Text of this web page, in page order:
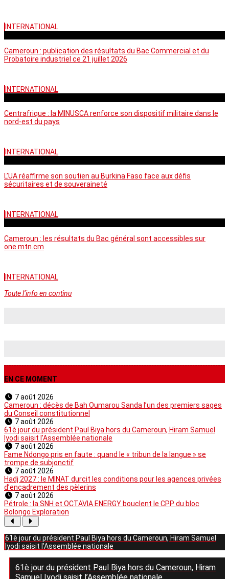
INTERNATIONAL
Cameroun : publication des résultats du Bac Commercial et du
Probatoire industriel ce 21 juillet 2026
INTERNATIONAL
Centrafrique : la MINUSCA renforce son dispositif militaire dans le
nord-est du pays
INTERNATIONAL
L’UA réaffirme son soutien au Burkina Faso face aux défis
sécuritaires et de souveraineté
INTERNATIONAL
Cameroun : les résultats du Bac général sont accessibles sur
one.mtn.cm
INTERNATIONAL
Toute l’info en continu
EN CE MOMENT
7 août 2026
Cameroun : décès de Bah Oumarou Sanda l’un des premiers sages
du Conseil constitutionnel
7 août 2026
61è jour du président Paul Biya hors du Cameroun, Hiram Samuel
Iyodi saisit l’Assemblée nationale
7 août 2026
Fame Ndongo pris en faute : quand le « tribun de la langue » se
trompe de subjonctif
7 août 2026
Hadj 2027 : le MINAT durcit les conditions pour les agences privées
d’encadrement des pèlerins
7 août 2026
Pétrole : la SNH et OCTAVIA ENERGY bouclent le CPP du bloc
Bolongo Exploration
61è jour du président Paul Biya hors du Cameroun, Hiram Samuel
Iyodi saisit l’Assemblée nationale
61è jour du président Paul Biya hors du Cameroun, Hiram